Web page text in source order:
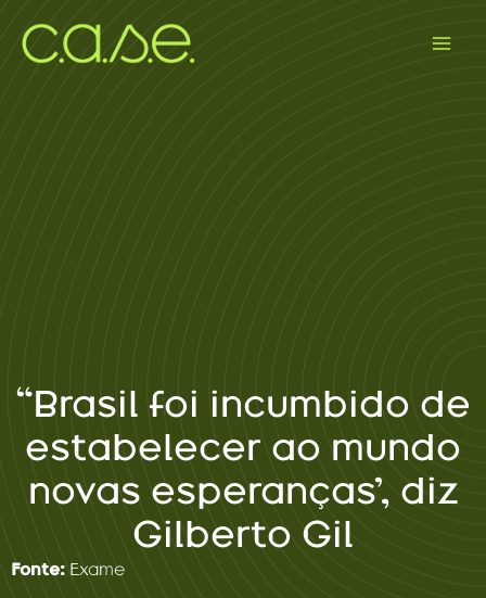
para
“Brasil foi incumbido de
estabelecer ao mundo
novas esperanças’, diz
Gilberto Gil
Fonte: Exame